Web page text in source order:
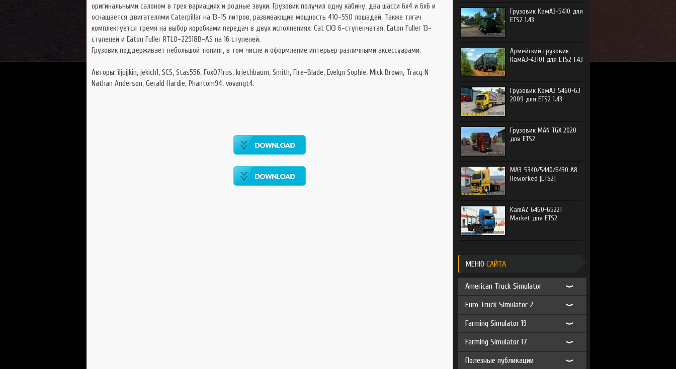
оригинальными салоном в трех вариациях и родные звуки. Грузовик получил одну кабину, два шасси 6х4 и 6х6 и
оснащается двигателями Caterpillar на 13-15 литров, развивающие мощность 410-550 лошадей. Также тягач
комплектуется тремя на выбор коробками передач в двух исполнениях: Cat CX3 6-ступенчатая, Eaton Fuller 13-
ступеней и Eaton Fuller RTLO-22918B-AS на 16 ступеней.
Грузовик поддерживает небольшой тюнинг, в том числе и оформление интерьер различными аксессуарами.
Авторы: iljujjkin, jekich1, SCS, Stas556, Fox071rus, kriechbaum, Smith, Fire-Blade, Evelyn Sophie, Mick Brown, Tracy N
Nathan Andersoн, Gerald Hardie, Phantom94, vovangt4.
Грузовик КамАЗ-5410 для
ETS2 1.43
Армейский грузовик
КамАЗ-43101 для ETS2 1.43
Грузовик КамАЗ 5460-63
2009 для ETS2 1.43
Грузовик MAN TGX 2020
для ETS2
МАЗ-5340/5440/6430 А8
Reworked [ETS2]
KamAZ 6460-65221
Market для ETS2
МЕНЮ САЙТА
American Truck Simulator
Euro Truck Simulator 2
Farming Simulator 19
Farming Simulator 17
Полезные публикации